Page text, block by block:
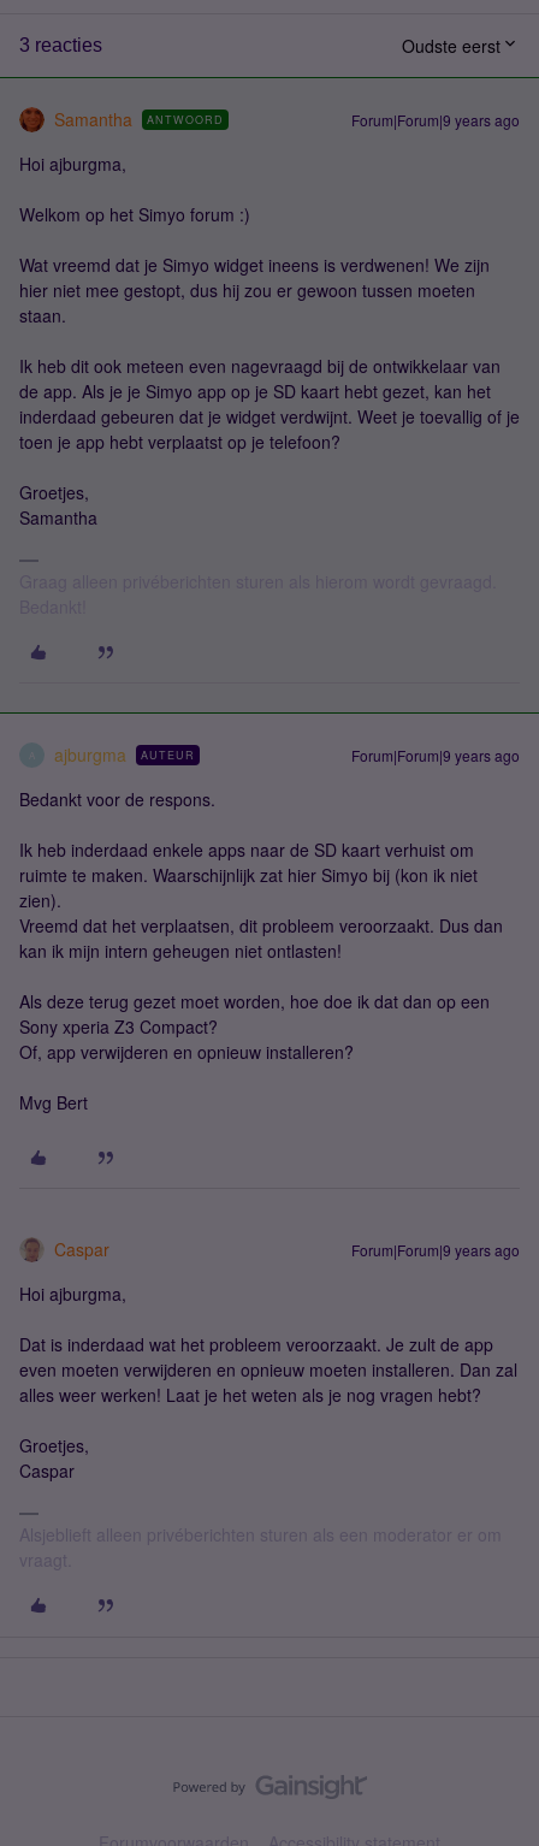
3 reacties Oudste eerst
Samantha ANTWOORD Forum|Forum|9 years ago
Hoi ajburgma,
Welkom op het Simyo forum :)
Wat vreemd dat je Simyo widget ineens is verdwenen! We zijn
hier niet mee gestopt, dus hij zou er gewoon tussen moeten
staan.
Ik heb dit ook meteen even nagevraagd bij de ontwikkelaar van
de app. Als je je Simyo app op je SD kaart hebt gezet, kan het
inderdaad gebeuren dat je widget verdwijnt. Weet je toevallig of je
toen je app hebt verplaatst op je telefoon?
Groetjes,
Samantha
A ajburgma AUTEUR Forum|Forum|9 years ago
Bedankt voor de respons.
Ik heb inderdaad enkele apps naar de SD kaart verhuist om
ruimte te maken. Waarschijnlijk zat hier Simyo bij (kon ik niet
zien).
Vreemd dat het verplaatsen, dit probleem veroorzaakt. Dus dan
kan ik mijn intern geheugen niet ontlasten!
Als deze terug gezet moet worden, hoe doe ik dat dan op een
Sony xperia Z3 Compact?
Of, app verwijderen en opnieuw installeren?
Mvg Bert
Caspar Forum|Forum|9 years ago
Hoi ajburgma,
Dat is inderdaad wat het probleem veroorzaakt. Je zult de app
even moeten verwijderen en opnieuw moeten installeren. Dan zal
alles weer werken! Laat je het weten als je nog vragen hebt?
Groetjes,
Caspar
Alsjeblieft alleen privéberichten sturen als een moderator er om
vraagt.